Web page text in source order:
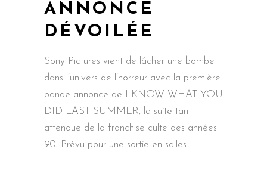
ANNONCE
DÉVOILÉE
Sony Pictures vient de lâcher une bombe
dans l’univers de l’horreur avec la première
bande-annonce de I KNOW WHAT YOU
DID LAST SUMMER, la suite tant
attendue de la franchise culte des années
90. Prévu pour une sortie en salles